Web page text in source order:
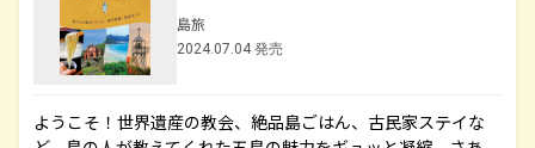
島旅
2024.07.04 発売
ようこそ！世界遺産の教会、絶品島ごはん、古民家ステイな